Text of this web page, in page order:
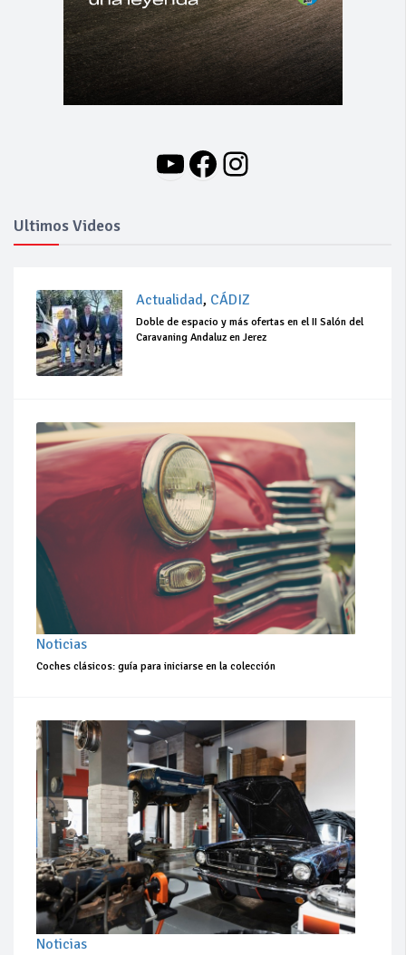
YouTube
Facebook
Instagram
Ultimos Videos
Actualidad, CÁDIZ
Doble de espacio y más ofertas en el II Salón del
Caravaning Andaluz en Jerez
Noticias
Coches clásicos: guía para iniciarse en la colección
Noticias